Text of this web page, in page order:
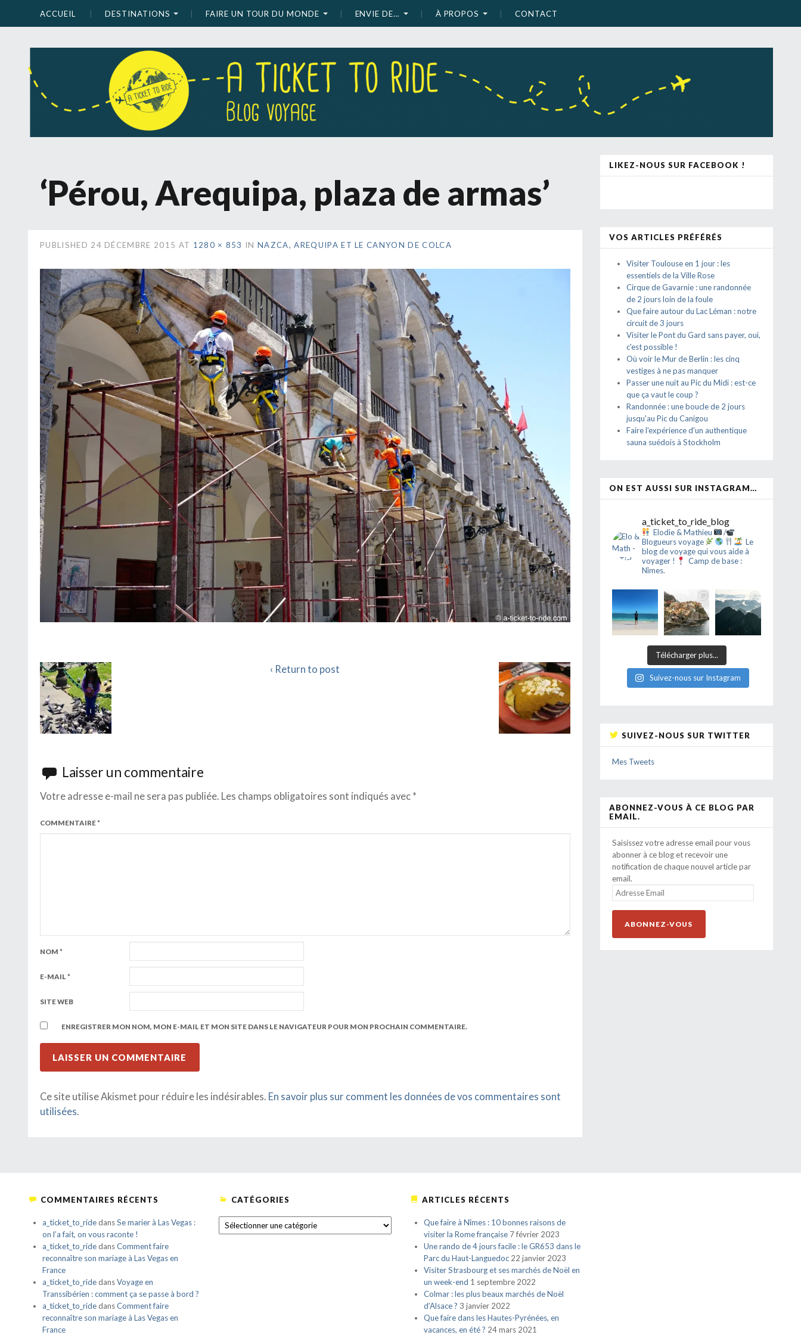
ACCUEIL DESTINATIONS FAIRE UN TOUR DU MONDE ENVIE DE… À PROPOS CONTACT
‘Pérou, Arequipa, plaza de armas’
PUBLISHED 24 DÉCEMBRE 2015 AT 1280 × 853 INNAZCA, AREQUIPA ET LE CANYON DE COLCA
‹ Return to post
Laisser un commentaire
Votre adresse e-mail ne sera pas publiée. Les champs obligatoires sont indiqués avec *
COMMENTAIRE*
NOM *
E-MAIL *
SITE WEB
ENREGISTRER MON NOM, MON E-MAIL ET MON SITE DANS LE NAVIGATEUR POUR MON PROCHAIN COMMENTAIRE.
Ce site utilise Akismet pour réduire les indésirables. En savoir plus sur comment les données de vos commentaires sont
utilisées.
LIKEZ-NOUS SUR FACEBOOK !
VOS ARTICLES PRÉFÉRÉS
Visiter Toulouse en 1 jour : les
essentiels de la Ville Rose
Cirque de Gavarnie : une randonnée
de 2 jours loin de la foule
Que faire autour du Lac Léman : notre
circuit de 3 jours
Visiter le Pont du Gard sans payer, oui,
c'est possible !
Où voir le Mur de Berlin : les cinq
vestiges à ne pas manquer
Passer une nuit au Pic du Midi : est-ce
que ça vaut le coup ?
Randonnée : une boucle de 2 jours
jusqu'au Pic du Canigou
Faire l'expérience d'un authentique
sauna suédois à Stockholm
ON EST AUSSI SUR INSTAGRAM…
a_ticket_to_ride_blog
Elodie & Mathieu
/
Blogueurs voyage
Le
blog de voyage qui vous aide à
voyager !
Camp de base :
Nîmes.
Télécharger plus...
Suivez-nous sur Instagram
SUIVEZ-NOUS SUR TWITTER
Mes Tweets
ABONNEZ-VOUS À CE BLOG PAR
EMAIL.
Saisissez votre adresse email pour vous
abonner à ce blog et recevoir une
notification de chaque nouvel article par
email.
ADRESSE
EMAIL
ABONNEZ-VOUS
COMMENTAIRES RÉCENTS
a_ticket_to_ridedansSe marier à Las Vegas :
on l’a fait, on vous raconte !
a_ticket_to_ridedansComment faire
reconnaître son mariage à Las Vegas en
France
a_ticket_to_ridedansVoyage en
Transsibérien : comment ça se passe à bord ?
a_ticket_to_ridedansComment faire
reconnaître son mariage à Las Vegas en
France
CATÉGORIES
CATÉGORIES
ARTICLES RÉCENTS
Que faire à Nîmes : 10 bonnes raisons de
visiter la Rome française 7 février 2023
Une rando de 4 jours facile : le GR653 dans le
Parc du Haut-Languedoc 22 janvier 2023
Visiter Strasbourg et ses marchés de Noël en
un week-end 1 septembre 2022
Colmar : les plus beaux marchés de Noël
d’Alsace ? 3 janvier 2022
Que faire dans les Hautes-Pyrénées, en
vacances, en été ? 24 mars 2021